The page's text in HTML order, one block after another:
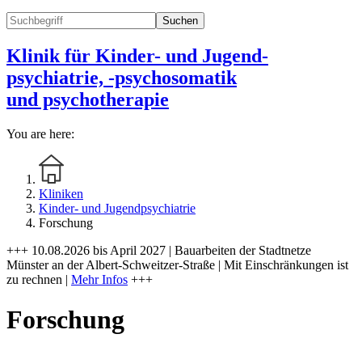
Suchen
Klinik für Kinder- und Jugend-
psychiatrie, -psychosomatik
und psychotherapie
You are here:
Kliniken
Kinder- und Jugendpsychiatrie
Forschung
+++ 10.08.2026 bis April 2027 | Bauarbeiten der Stadtnetze
Münster an der Albert-Schweitzer-Straße | Mit Einschränkungen ist
zu rechnen | Mehr Infos +++
Forschung